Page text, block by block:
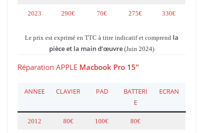
2023 290€ 70€ 275€ 330€
Le prix est exprimé en TTC à titre indicatif et comprend la
pièce et la main d’œuvre (Juin 2024)
Réparation APPLE Macbook Pro 15″
ANNEE CLAVIER PAD
BATTERI
E
ECRAN
2012 80€ 100€ 80€